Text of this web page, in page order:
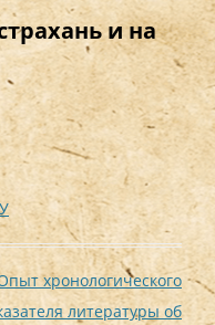
и на
хронологического
литературы об